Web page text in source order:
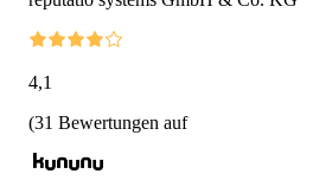
4,1
(31 Bewertungen auf